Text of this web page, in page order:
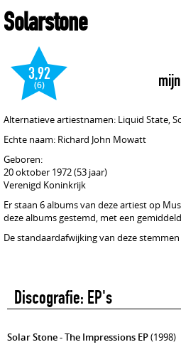
Solarstone
3,92
(6)
Alternatieve artiestnamen: Liquid State,
Echte naam: Richard John Mowatt
Geboren:
20 oktober 1972 (53 jaar)
Verenigd Koninkrijk
Er staan 6 albums van deze artiest op
deze albums gestemd, met een
De standaardafwijking van deze stemmen
Discografie: EP's
Solar Stone - The Impressions EP(1998)